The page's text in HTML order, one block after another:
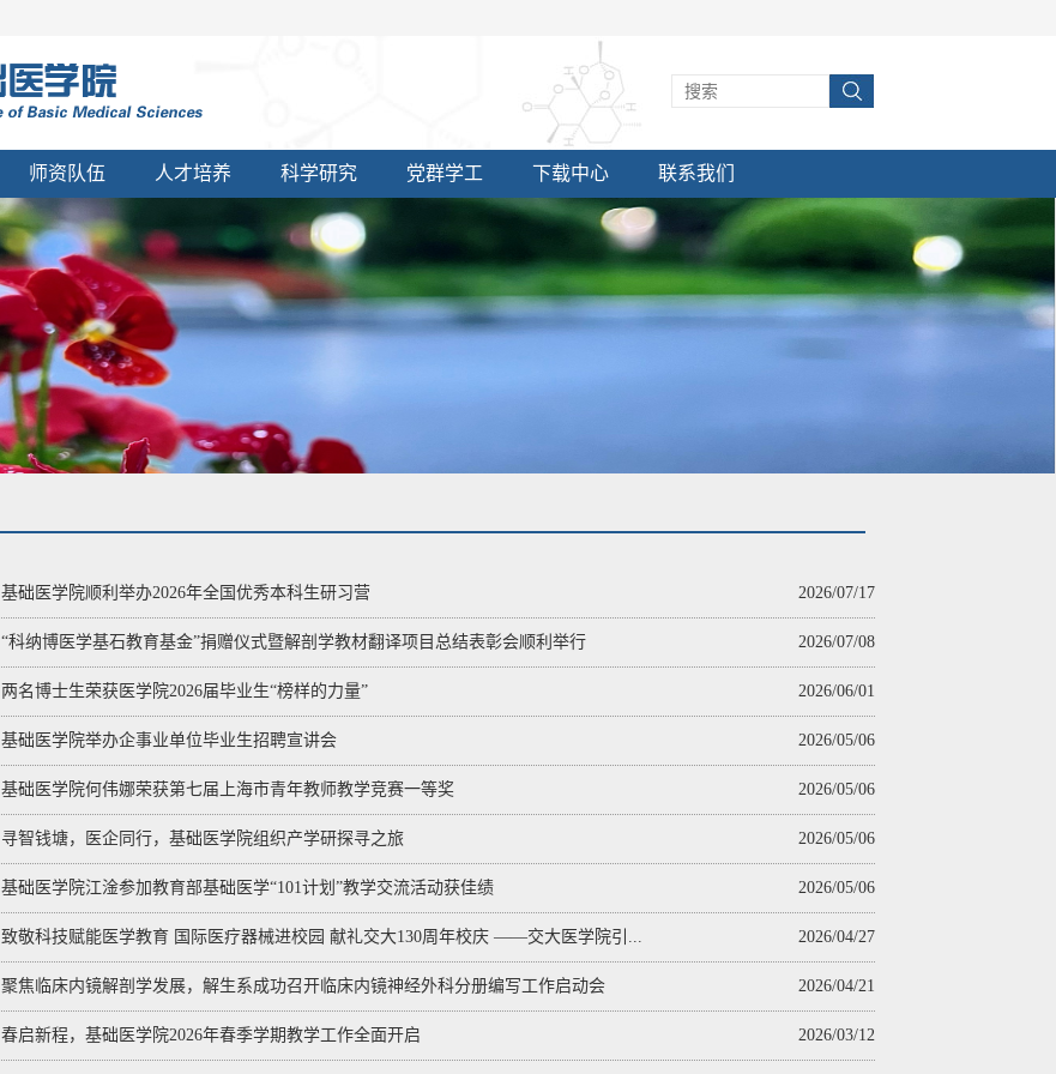
师资队伍 人才培养 科学研究 党群学工 下载中心 联系我们
基础医学院顺利举办2026年全国优秀本科生研习营 2026/07/17
“科纳博医学基石教育基金”捐赠仪式暨解剖学教材翻译项目总结表彰会顺利举行 2026/07/08
两名博士生荣获医学院2026届毕业生“榜样的力量” 2026/06/01
基础医学院举办企事业单位毕业生招聘宣讲会 2026/05/06
基础医学院何伟娜荣获第七届上海市青年教师教学竞赛一等奖 2026/05/06
寻智钱塘，医企同行，基础医学院组织产学研探寻之旅 2026/05/06
基础医学院江淦参加教育部基础医学“101计划”教学交流活动获佳绩 2026/05/06
致敬科技赋能医学教育 国际医疗器械进校园 献礼交大130周年校庆 ——交大医学院引... 2026/04/27
聚焦临床内镜解剖学发展，解生系成功召开临床内镜神经外科分册编写工作启动会 2026/04/21
春启新程，基础医学院2026年春季学期教学工作全面开启 2026/03/12